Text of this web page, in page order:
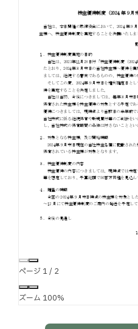
お役立ちコラム
採用情報
お問い合わせ
免責事項 サイトマップ勧誘方針
ページ 1/ 2
ズーム 100%